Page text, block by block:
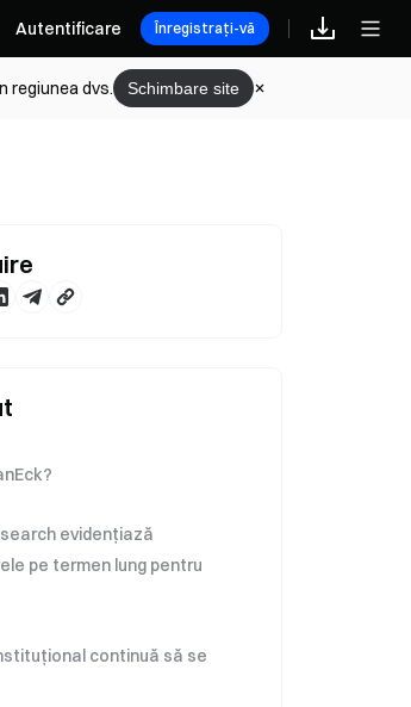
Autentificare Înregistrați-vă
regiunea dvs. Schimbare site
evidențiază
pe termen lung pentru
continuă să se